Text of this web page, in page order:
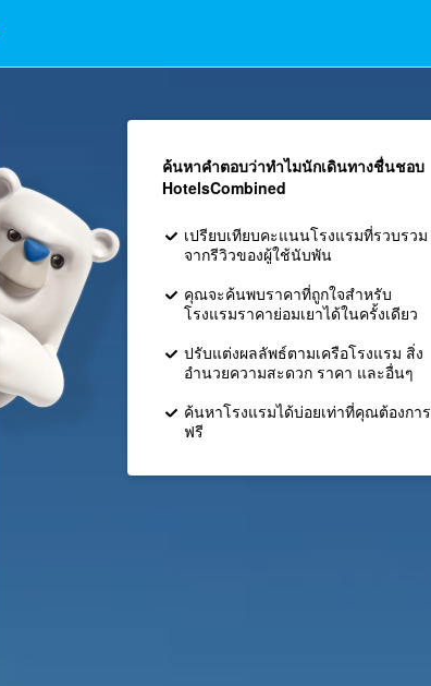
ค้นหาคำตอบว่าทำไมนักเดินทางชื่นชอบ
HotelsCombined
เปรียบเทียบคะแนนโรงแรมที่รวบรวม
จากรีวิวของผู้ใช้นับพัน
คุณจะค้นพบราคาที่ถูกใจสำหรับ
โรงแรมราคาย่อมเยาได้ในครั้งเดียว
ปรับแต่งผลลัพธ์ตามเครือโรงแรม สิ่ง
อำนวยความสะดวก ราคา และอื่นๆ
ค้นหาโรงแรมได้บ่อยเท่าที่คุณต้องการ
ฟรี